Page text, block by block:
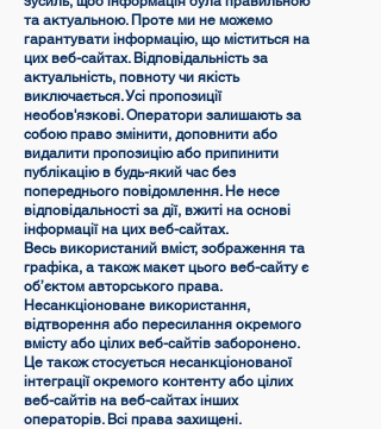
та актуальною. Проте ми не можемо
гарантувати інформацію, що міститься на
цих веб-сайтах. Відповідальність за
актуальність, повноту чи якість
виключається. Усі пропозиції
необов'язкові. Оператори залишають за
собою право змінити, доповнити або
видалити пропозицію або припинити
публікацію в будь-який час без
попереднього повідомлення. Не несе
відповідальності за дії, вжиті на основі
інформації на цих веб-сайтах.
Весь використаний вміст, зображення та
графіка, а також макет цього веб-сайту є
об’єктом авторського права.
Несанкціоноване використання,
відтворення або пересилання окремого
вмісту або цілих веб-сайтів заборонено.
Це також стосується несанкціонованої
інтеграції окремого контенту або цілих
веб-сайтів на веб-сайтах інших
операторів. Всі права захищені.